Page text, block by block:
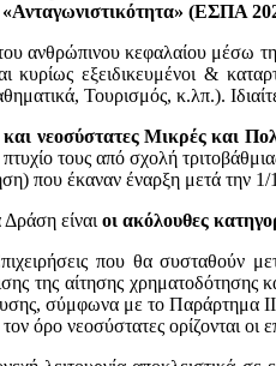
(ΕΣΠΑ
ανθρώπινου κεφαλαίου μέσω
κυρίως εξειδικευμένοι &
Τουρισμός, κ.λπ.).
νεοσύστατες Μικρές και
τους από σχολή
που έκαναν έναρξη μετά την
Δράση είναι οι ακόλουθες
που θα συσταθούν
της αίτησης
σύμφωνα με το
όρο νεοσύστατες ορίζονται οι